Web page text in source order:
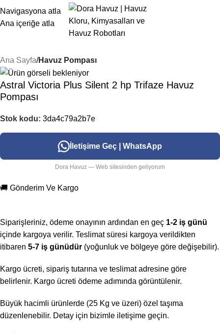
Navigasyona atla
Ana içeriğe atla
Ana Sayfa Havuz Pompası
Astral Victoria Plus Silent 2 hp Trifaze Havuz
Pompası
Stok kodu: 3da4c79a2b7e
İletişime Geç | WhatsApp
Dora Havuz — Web sitesinden geliyorum
🚚 Gönderim Ve Kargo
Siparişleriniz, ödeme onayının ardından en geç 1-2 iş günü
içinde kargoya verilir. Teslimat süresi kargoya verildikten
itibaren 5-7 iş günüdür (yoğunluk ve bölgeye göre değişebilir).
Kargo ücreti, sipariş tutarına ve teslimat adresine göre
belirlenir. Kargo ücreti ödeme adımında görüntülenir.
Büyük hacimli ürünlerde (25 Kg ve üzeri) özel taşıma
düzenlenebilir. Detay için bizimle iletişime geçin.